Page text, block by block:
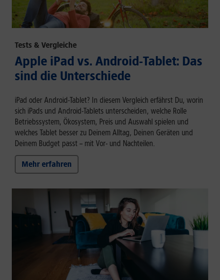
Tests & Vergleiche
Apple iPad vs. Android-Tablet: Das
sind die Unterschiede
iPad oder Android-Tablet? In diesem Vergleich erfährst Du, worin
sich iPads und Android-Tablets unterscheiden, welche Rolle
Betriebssystem, Ökosystem, Preis und Auswahl spielen und
welches Tablet besser zu Deinem Alltag, Deinen Geräten und
Deinem Budget passt – mit Vor- und Nachteilen.
Mehr erfahren